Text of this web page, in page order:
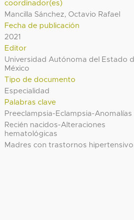
coordinador(es)
Mancilla Sánchez, Octavio Rafael
Fecha de publicación
2021
Editor
Universidad Autónoma del Estado
México
Tipo de documento
Especialidad
Palabras clave
Preeclampsia-Eclampsia-Anomalías
Recién nacidos-Alteraciones
hematológicas
Madres con trastornos